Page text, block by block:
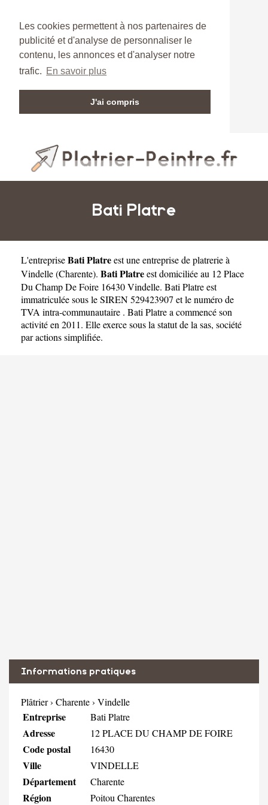
Les cookies permettent à nos partenaires de
publicité et d'analyse de personnaliser le
contenu, les annonces et d'analyser notre
trafic. En savoir plus
J'ai compris
Bati Platre
L'entrepriseBati Platreest uneentreprise de platrerie à
Vindelle(Charente). Bati Platreest domiciliée au 12 Place
Du Champ De Foire 16430 Vindelle. Bati Platre est
immatriculée sous le SIREN 529423907 et le numéro de
TVA intra-communautaire . Bati Platre a commencé son
activité en 2011. Elle exerce sous la statut de la sas, société
par actions simplifiée.
Informations pratiques
Plâtrier› Charente› Vindelle
Entreprise Bati Platre
Adresse 12 PLACE DU CHAMP DE FOIRE
Code postal 16430
Ville VINDELLE
Département Charente
Région Poitou Charentes